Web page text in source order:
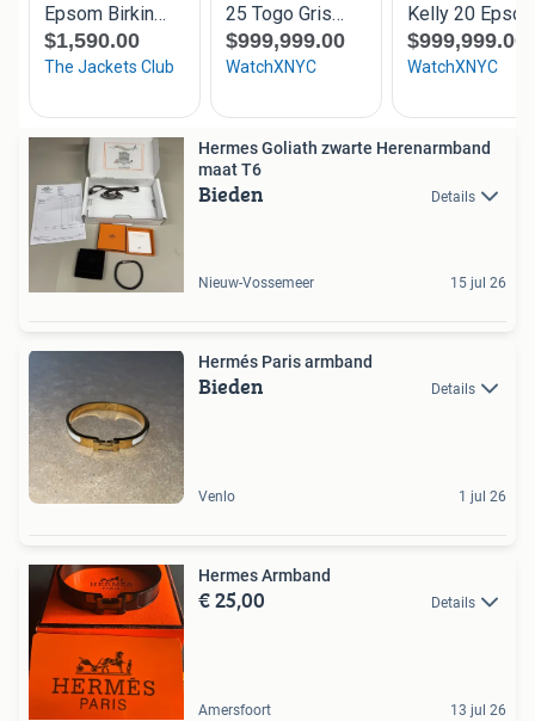
Hermes Goliath zwarte Herenarmband
maat T6
Bieden Details
Nieuw-Vossemeer 15 jul 26
Hermés Paris armband
Bieden Details
Venlo 1 jul 26
Hermes Armband
€ 25,00 Details
Amersfoort 13 jul 26